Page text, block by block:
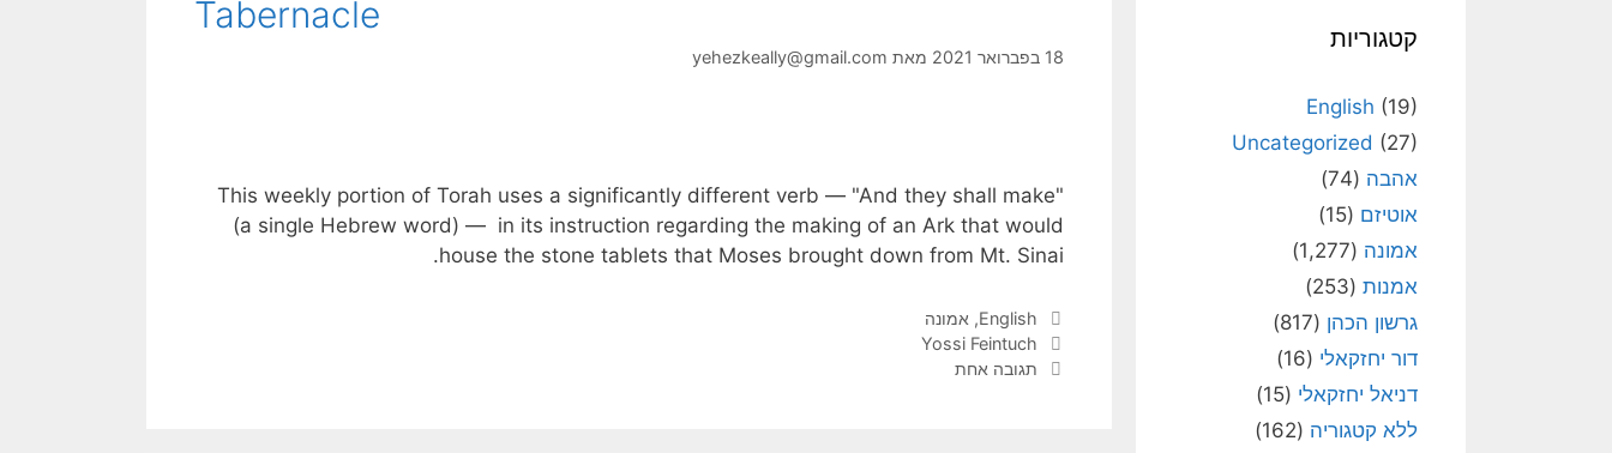
Tabernacle
18 בפברואר 2021 מאת yehezkeally@gmail.com
This weekly portion of Torah uses a significantly different verb — "And they shall make"
(a single Hebrew word) — in its instruction regarding the making of an Ark that would
house the stone tablets that Moses brought down from Mt. Sinai.
קטגוריות
English
, אמונה
תגיות
Yossi Feintuch
תגובה אחת
קטגוריות
English (19)
Uncategorized (27)
אהבה (74)
אוטיזם (15)
אמונה (1,277)
אמנות (253)
גרשון הכהן (817)
דור יחזקאלי (16)
דניאל יחזקאלי (15)
ללא קטגוריה (162)